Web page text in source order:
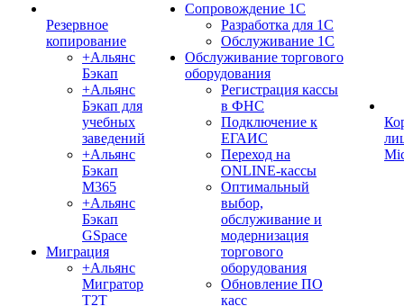
Резервное
копирование
+Альянс
Бэкап
+Альянс
Бэкап для
учебных
заведений
+Альянс
Бэкап
M365
+Альянс
Бэкап
GSpace
Миграция
+Альянс
Мигратор
Т2Т
Сопровождение 1С
Разработка для 1С
Обслуживание 1С
Обслуживание торгового
оборудования
Регистрация кассы
в ФНС
Подключение к
ЕГАИС
Переход на
ONLINE-кассы
Оптимальный
выбор,
обслуживание и
модернизация
торгового
оборудования
Обновление ПО
касс